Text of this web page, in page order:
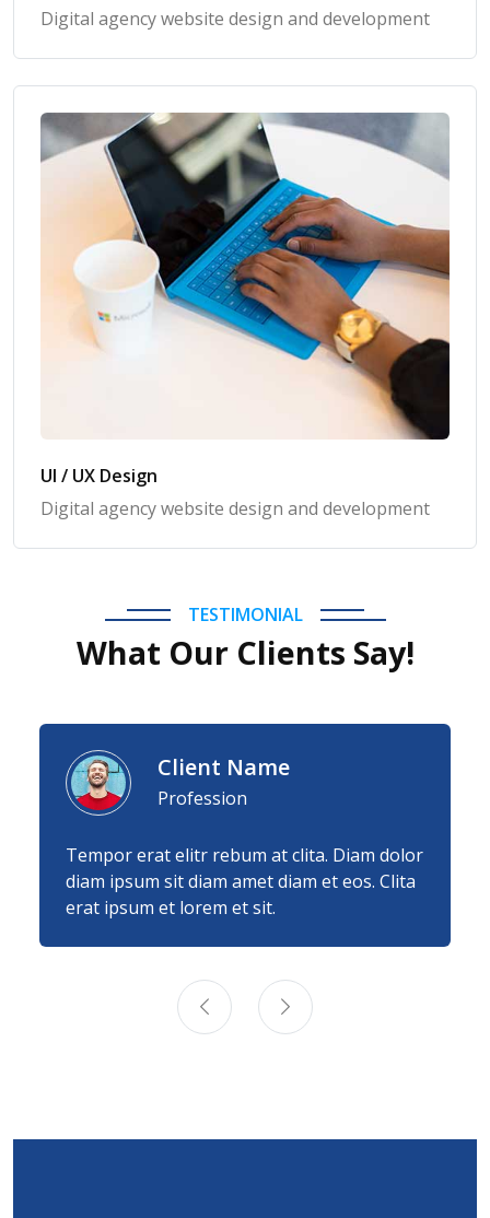
Digital agency website design and development
UI / UX Design
Digital agency website design and development
TESTIMONIAL
What Our Clients Say!
Client Name
Profession
Tempor erat elitr rebum at clita. Diam dolor
diam ipsum sit diam amet diam et eos. Clita
erat ipsum et lorem et sit.